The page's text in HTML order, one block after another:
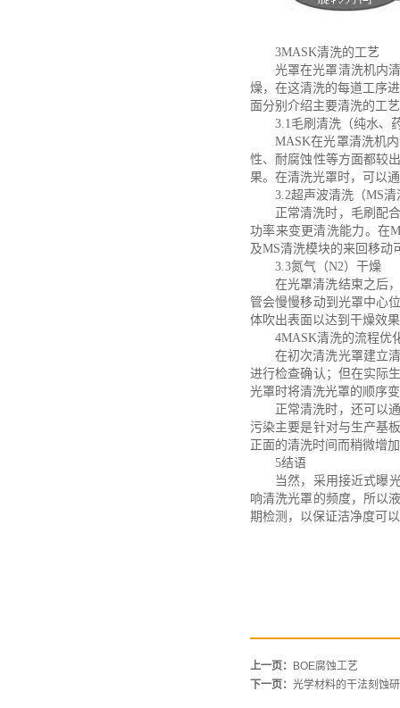
3MASK清洗的工艺
光罩在光罩清洗机内
燥，在这清洗的每道工序
面分别介绍主要清洗的工
3.1毛刷清洗（纯水、
MASK在光罩清洗机
性、耐腐蚀性等方面都较
果。在清洗光罩时，可以
3.2超声波清洗（MS清
正常清洗时，毛刷配
功率来变更清洗能力。在
及MS清洗模块的来回移动
3.3氮气（N2）干燥
在光罩清洗结束之后
管会慢慢移动到光罩中心
体吹出表面以达到干燥效
4MASK清洗的流程优
在初次清洗光罩建立
进行检查确认；但在实际
光罩时将清洗光罩的顺序
正常清洗时，还可以
污染主要是针对与生产基
正面的清洗时间而稍微增
5结语
当然，采用接近式曝
响清洗光罩的频度，所以
期检测，以保证洁净度可
上一页：
BOE腐蚀工艺
下一页： 光学材料的干法刻蚀